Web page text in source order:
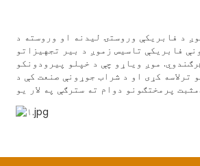
د فابریکې وروستۍ لیدنه او وروسته د
فابریکې تاسیس زموږ د بیر تجهیزاتو
موږ ویاړو چې د خپلو پیرودونکو
ترلاسه کړی او د شراب جوړونې صنعت کې د